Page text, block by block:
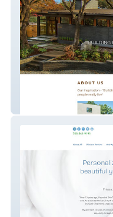
classicurbanhomes.com